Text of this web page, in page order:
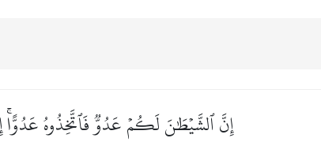
إِنَّ ٱلشَّيۡطَٰنَ لَكُمۡ عَدُوّٞ فَٱتَّخِذُوهُ عَدُوًّاۚ